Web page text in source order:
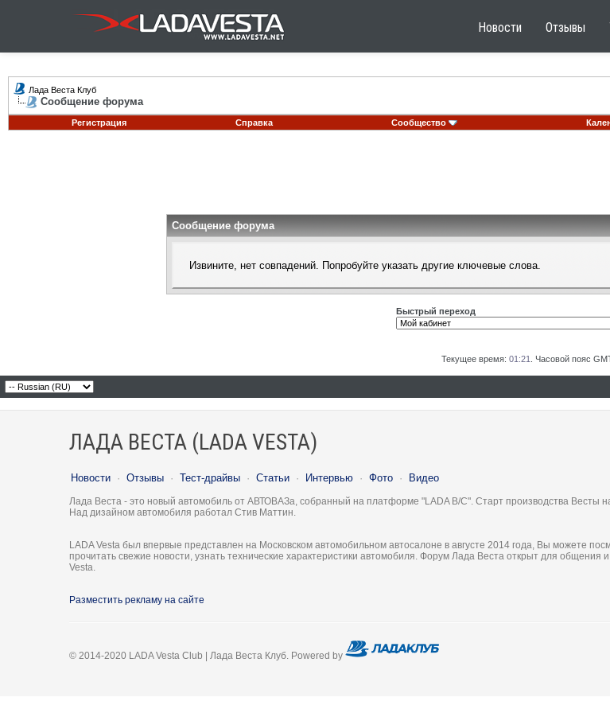
Новости Отзывы
Лада Веста Клуб
Сообщение форума
Регистрация
Справка Сообщество
Сообщение форума
Извините, нет совпадений. Попробуйте указать другие ключевые слова.
Быстрый переход
Текущее время: 01:21 . Часовой пояс
ЛАДА ВЕСТА (LADA VESTA)
Новости · Отзывы · Тест-драйвы · Статьи · Интервью · Фото · Видео
Лада Веста - это новый автомобиль от АВТОВАЗа, собранный на платформе "LADA B/C". Старт производства Весты
Над дизайном автомобиля работал Стив Маттин.
LADA Vesta был впервые представлен на Московском автомобильном автосалоне в августе 2014 года, Вы можете
прочитать свежие новости, узнать технические характеристики автомобиля. Форум Лада Веста открыт для
Vesta.
Разместить рекламу на сайте
© 2014-2020 LADA Vesta Club | Лада Веста Клуб. Powered by